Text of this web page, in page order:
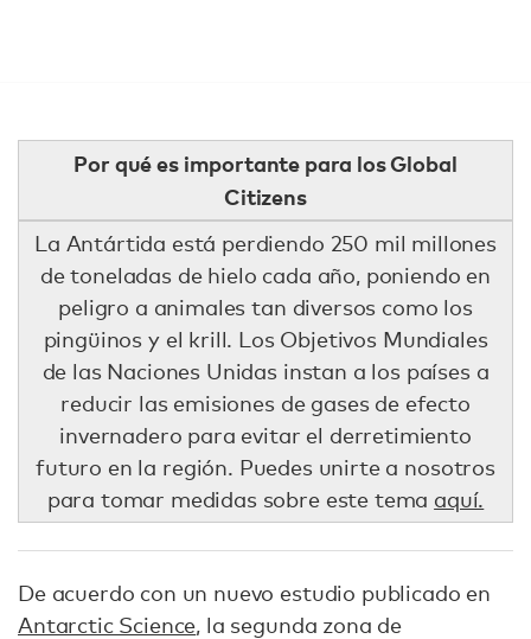
Por qué es importante para los Global
Citizens
La Antártida está perdiendo 250 mil millones
de toneladas de hielo cada año, poniendo en
peligro a animales tan diversos como los
pingüinos y el krill. Los Objetivos Mundiales
de las Naciones Unidas instan a los países a
reducir las emisiones de gases de efecto
invernadero para evitar el derretimiento
futuro en la región. Puedes unirte a nosotros
para tomar medidas sobre este tema aquí.
De acuerdo con un nuevo estudio publicado en
Antarctic Science, la segunda zona de